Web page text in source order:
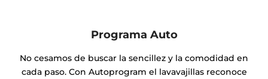
Programa Auto
No cesamos de buscar la sencillez y la comodidad en
cada paso. Con Autoprogram el lavavajillas reconoce